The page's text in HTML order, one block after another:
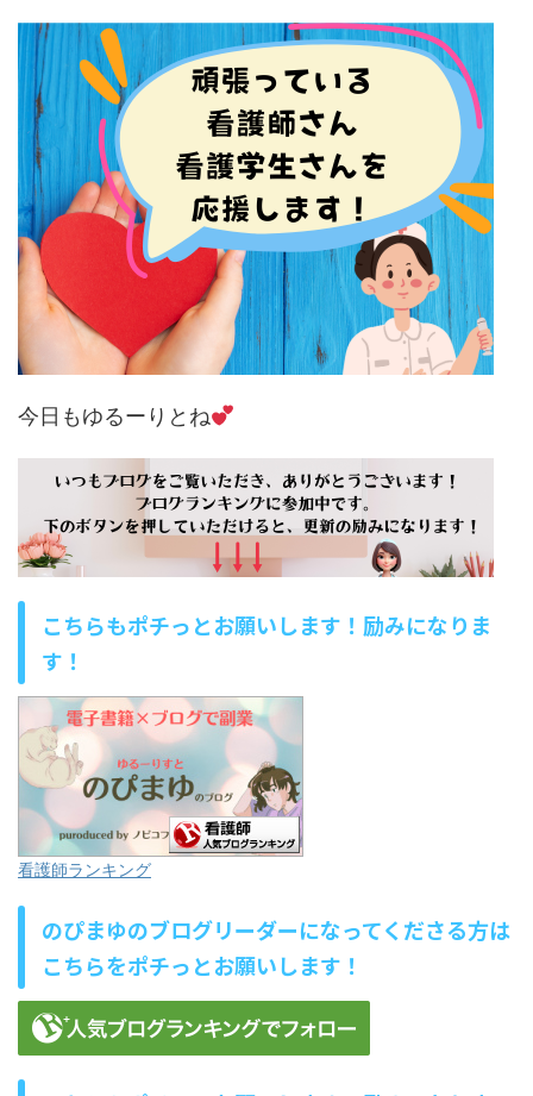
今日もゆるーりとね
こちらもポチっとお願いします！励みになりま
す！
看護師ランキング
のぴまゆのブログリーダーになってくださる方は
こちらをポチっとお願いします！